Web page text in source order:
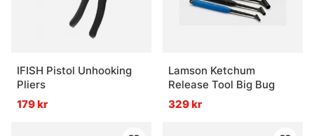
IFISH Pistol Unhooking
Pliers
179 kr
Lamson Ketchum
Release Tool Big Bug
329 kr